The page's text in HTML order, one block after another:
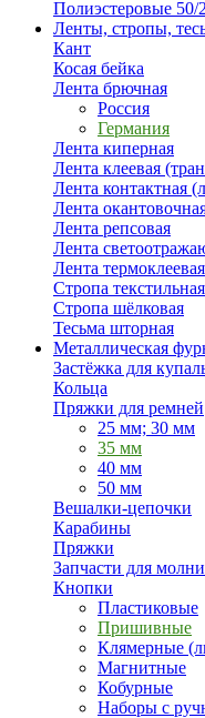
Полиэстеровые 50/2
Ленты, стропы,
Кант
Косая бейка
Лента брючная
Россия
Германия
Лента киперная
Лента клеевая
Лента контактная
Лента
Лента репсовая
Лента
Лента термоклеевая
Стропа
Стропа шёлковая
Тесьма шторная
Металлическая
Застёжка для
Кольца
Пряжки для ремней
25 мм; 30 мм
35 мм
40 мм
50 мм
Вешалки-цепочки
Карабины
Пряжки
Запчасти для
Кнопки
Пластиковые
Пришивные
Клямерные
Магнитные
Кобурные
Наборы с